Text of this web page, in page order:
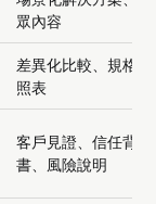
眾內容
差異化比較、規格對
照表
客戶見證、信任背
書、風險說明